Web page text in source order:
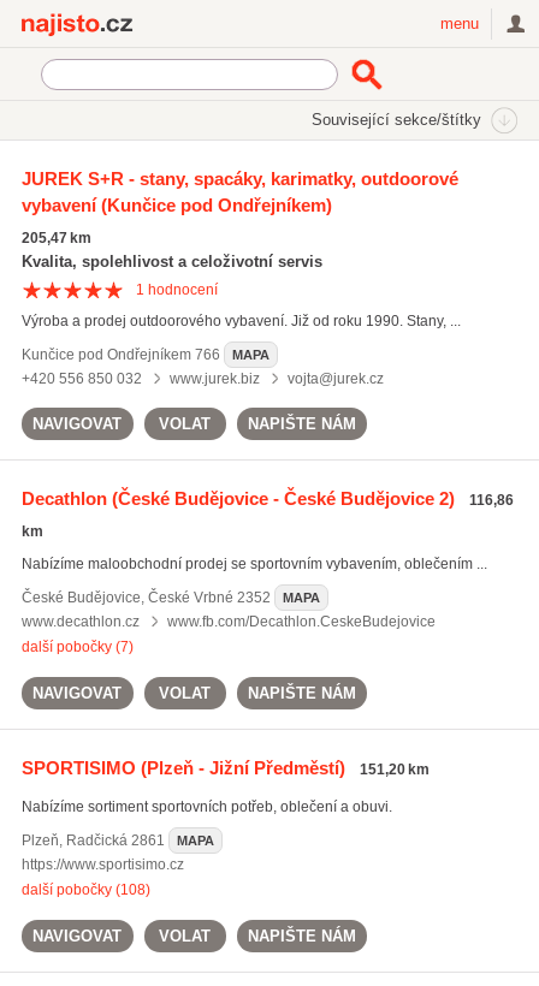
menu
Související sekce/štítky
sportovní kalhoty(152)
dětské sportovní oblečení
sportovní čepice (154)
JUREK S+R - stany, spacáky, karimatky, outdoorové
vybavení(Kunčice pod Ondřejníkem)
205,47 km
Kvalita, spolehlivost a celoživotní servis
1 hodnocení
Výroba a prodej outdoorového vybavení. Již od roku 1990. Stany, ...
Kunčice pod Ondřejníkem766 MAPA
+420 556 850 032 www.jurek.biz vojta@jurek.cz
NAVIGOVAT VOLAT NAPIŠTE NÁM
Decathlon(České Budějovice - České Budějovice 2)
116,86
km
Nabízíme maloobchodní prodej se sportovním vybavením, oblečením ...
České Budějovice, České Vrbné 2352 MAPA
www.decathlon.cz
www.fb.com/Decathlon.CeskeBudejovice
další pobočky (7)
NAVIGOVAT VOLAT NAPIŠTE NÁM
SPORTISIMO (Plzeň - Jižní Předměstí) 151,20 km
Nabízíme sortiment sportovních potřeb, oblečení a obuvi.
Plzeň, Radčická 2861 MAPA
https://www.sportisimo.cz
další pobočky (108)
NAVIGOVAT VOLAT NAPIŠTE NÁM